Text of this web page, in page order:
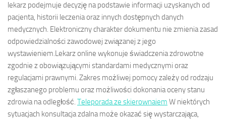
lekarz podejmuje decyzję na podstawie informacji uzyskanych od
pacjenta, historii leczenia oraz innych dostępnych danych
medycznych. Elektroniczny charakter dokumentu nie zmienia zasad
odpowiedzialności zawodowej związanej z jego
wystawieniem.Lekarz online wykonuje świadczenia zdrowotne
zgodnie z obowiązującymi standardami medycznymi oraz
regulacjami prawnymi. Zakres możliwej pomocy zależy od rodzaju
zgłaszanego problemu oraz możliwości dokonania oceny stanu
zdrowia na odległość. Teleporada ze skierownaiem W niektórych
sytuacjach konsultacja zdalna może okazać się wystarczająca,